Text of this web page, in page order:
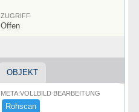
ZUGRIFF
Offen
OBJEKT
META:VOLLBILD BEARBEITUNG
Rohscan